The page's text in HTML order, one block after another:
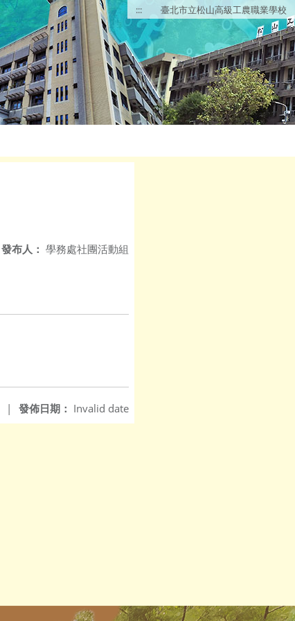
::: 臺北市立松山高級工農職業學校
發布人： 學務處社團活動組
發佈日期： Invalid date
|